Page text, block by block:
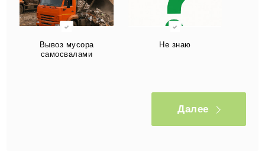
Вывоз мусора
самосвалами
Не знаю
Далее